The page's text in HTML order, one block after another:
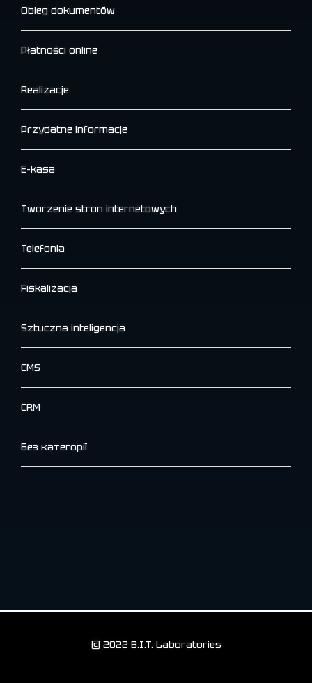
Obieg dokumentów
Płatności online
Realizacje
Przydatne informacje
E-kasa
Tworzenie stron internetowych
Telefonia
Fiskalizacja
Sztuczna inteligencja
CMS
CRM
Без категорії
© 2022 B.I.T. Laboratories